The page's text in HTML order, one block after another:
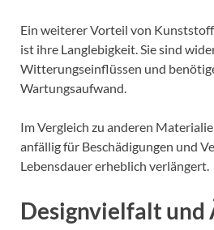
Ein weiterer Vorteil von
ist ihre Langlebigkeit. Sie sind
Witterungseinflüssen und
Wartungsaufwand.
Im Vergleich zu anderen
anfällig für Beschädigungen und
Lebensdauer erheblich verlängert.
Designvielfalt und